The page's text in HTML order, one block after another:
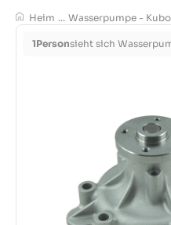
Heim ... Wasserpumpe -
1Personsieht sich